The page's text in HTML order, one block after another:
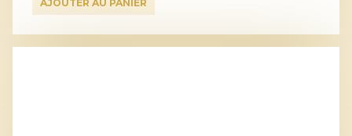
AJOUTER AU PANIER